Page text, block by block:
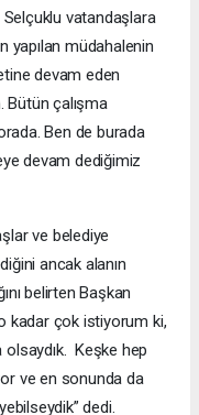
Selçuklu vatandaşlara
yapılan müdahalenin
devam eden
Bütün çalışma
Ben de burada
devam dediğimiz
ve belediye
ancak alanın
belirten Başkan
kadar çok istiyorum ki,
Keşke hep
ve en sonunda da
dedi.